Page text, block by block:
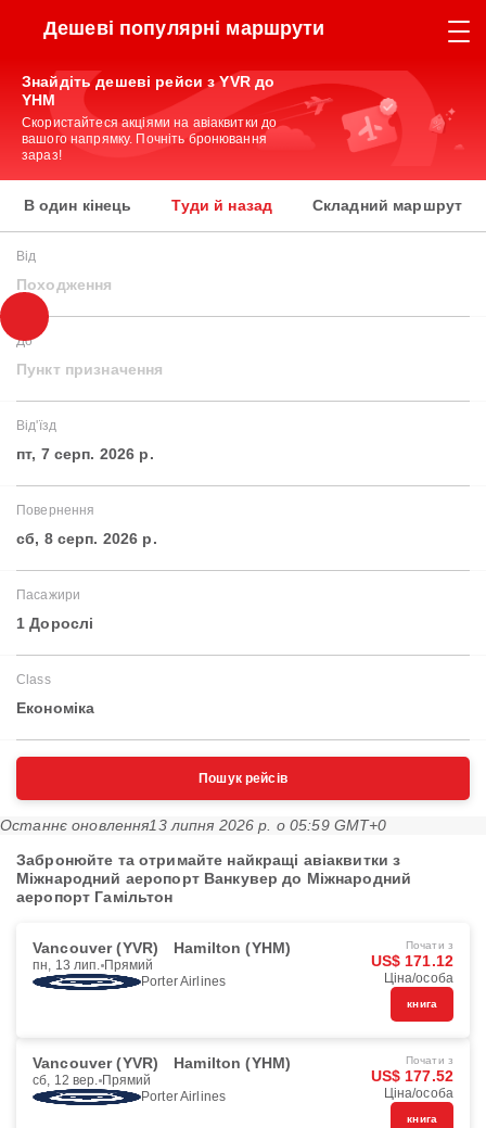
Дешеві популярні маршрути
Знайдіть дешеві рейси з YVR до
YHM
Скористайтеся акціями на авіаквитки до
вашого напрямку. Почніть бронювання
зараз!
В один кінець Туди й назад Складний маршрут
Від
Походження
До
Пункт призначення
Від'їзд
пт, 7 серп. 2026 р.
Повернення
сб, 8 серп. 2026 р.
Пасажири
1 Дорослі
Class
Економіка
Пошук рейсів
Останнє оновлення13 липня 2026 р. о 05:59 GMT+0
Забронюйте та отримайте найкращі авіаквитки з
Міжнародний аеропорт Ванкувер до Міжнародний
аеропорт Гамільтон
Vancouver (YVR) Hamilton (YHM)
пн, 13 лип. Прямий
Porter Airlines
Почати з
US$ 171.12
Ціна/особа
книга
Vancouver (YVR) Hamilton (YHM)
сб, 12 вер. Прямий
Porter Airlines
Почати з
US$ 177.52
Ціна/особа
книга